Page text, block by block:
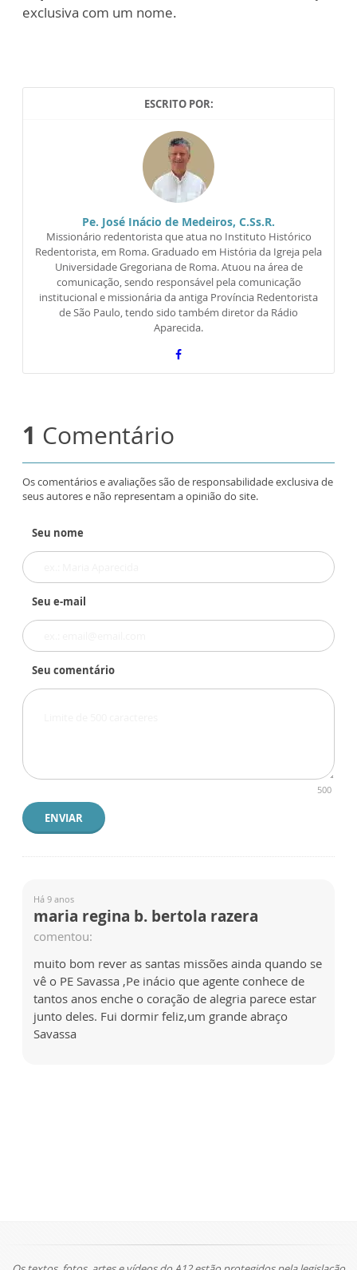
exclusiva com um nome.
ESCRITO POR:
Pe. José Inácio de Medeiros, C.Ss.R.
Missionário redentorista que atua no Instituto Histórico
Redentorista, em Roma. Graduado em História da Igreja pela
Universidade Gregoriana de Roma. Atuou na área de
comunicação, sendo responsável pela comunicação
institucional e missionária da antiga Província Redentorista
de São Paulo, tendo sido também diretor da Rádio
Aparecida.
1 Comentário
Os comentários e avaliações são de responsabilidade exclusiva de
seus autores e não representam a opinião do site.
Seu nome
Seu e-mail
Seu comentário
500
ENVIAR
Há 9 anos
maria regina b. bertola razera
comentou:
muito bom rever as santas missões ainda quando se
vê o PE Savassa ,Pe inácio que agente conhece de
tantos anos enche o coração de alegria parece estar
junto deles. Fui dormir feliz,um grande abraço
Savassa